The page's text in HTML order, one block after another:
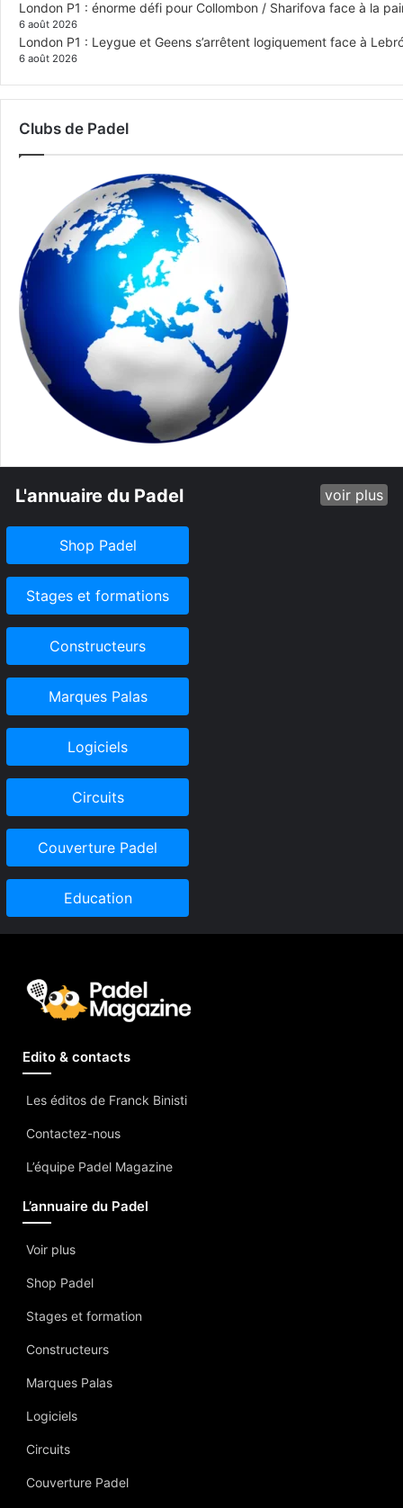
London P1 : énorme défi pour Collombon / Sharifova face à la
6 août 2026
London P1 : Leygue et Geens s’arrêtent logiquement face à
6 août 2026
Clubs de Padel
L'annuaire du Padel voir plus
Shop Padel
Stages et formations
Constructeurs
Marques Palas
Logiciels
Circuits
Couverture Padel
Education
Edito & contacts
Les éditos de Franck Binisti
Contactez-nous
L’équipe Padel Magazine
L’annuaire du Padel
Voir plus
Shop Padel
Stages et formation
Constructeurs
Marques Palas
Logiciels
Circuits
Couverture Padel